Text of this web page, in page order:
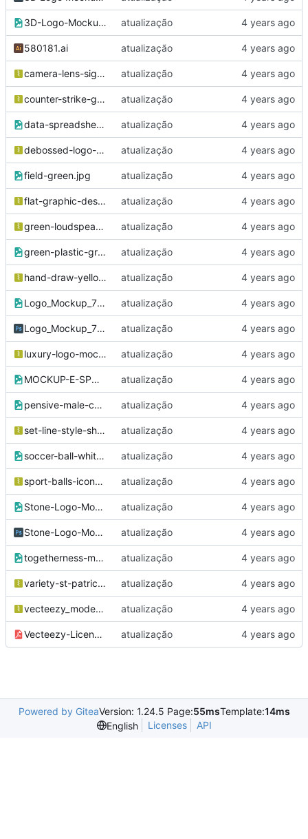
3D-Logo-Mockup-E.jpg atualização
580181.ai atualização
camera-lens-signs-set.zip atualização
counter-strike-global-offensive-vector-logo-seeklogo.com.zip atualização
data-spreadsheet.png atualização
debossed-logo-mockup-white-paper.zip atualização
field-green.jpg atualização
flat-graphic-designer-logo-collection.zip atualização
green-loudspeaker-realistic-background.zip atualização
green-plastic-grass-textured-backdrop.jpg atualização
hand-draw-yellow-watercolor-strock-white-background.zip atualização
Logo_Mockup_79.jpg atualização
Logo_Mockup_79.psd atualização
luxury-logo-mockup-chrome.zip atualização
MOCKUP-E-SPORTS.jpg atualização
pensive-male-customer-looking-away.jpg atualização
set-line-style-shield-symbols-icons.zip atualização
soccer-ball-white-line-stadium.jpg atualização
sport-balls-icons.zip atualização
Stone-Logo-Mockup.jpg atualização
Stone-Logo-Mockup.psd atualização
togetherness-multiethnic-soccer-fans-cheering-favorite-team-with-bright-emotions-isolated-white-background.jpg atualização
variety-st-patricks-day-icons.zip atualização
vecteezy_modern-flat-design-of-gamepad-or-joystick-with-music-note-icon-for-web_3067936.zip atualização
Vecteezy-License-Information.pdf atualização
Powered by GiteaVersion: 1.24.5 Page:55msTemplate:14ms
English
Licenses API